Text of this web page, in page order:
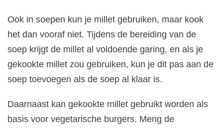
Ook in soepen kun je millet gebruiken, maar kook
het dan vooraf niet. Tijdens de bereiding van de
soep krijgt de millet al voldoende garing, en als je
gekookte millet zou gebruiken, kun je dit pas aan de
soep toevoegen als de soep al klaar is.
Daarnaast kan gekookte millet gebruikt worden als
basis voor vegetarische burgers. Meng de